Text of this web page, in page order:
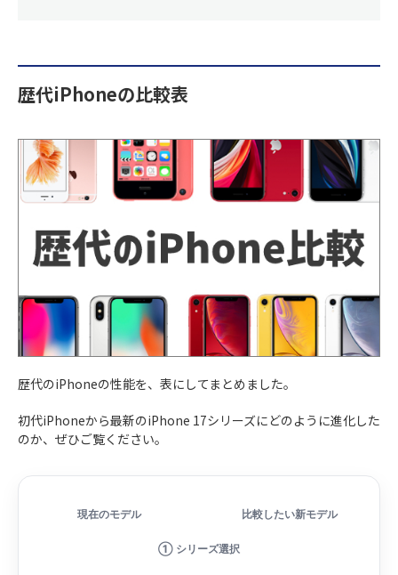
歴代iPhoneの比較表
歴代のiPhoneの性能を、表にしてまとめました。
初代iPhoneから最新のiPhone 17シリーズにどのように進化した
のか、ぜひご覧ください。
現在のモデル 比較したい新モデル
① シリーズ選択